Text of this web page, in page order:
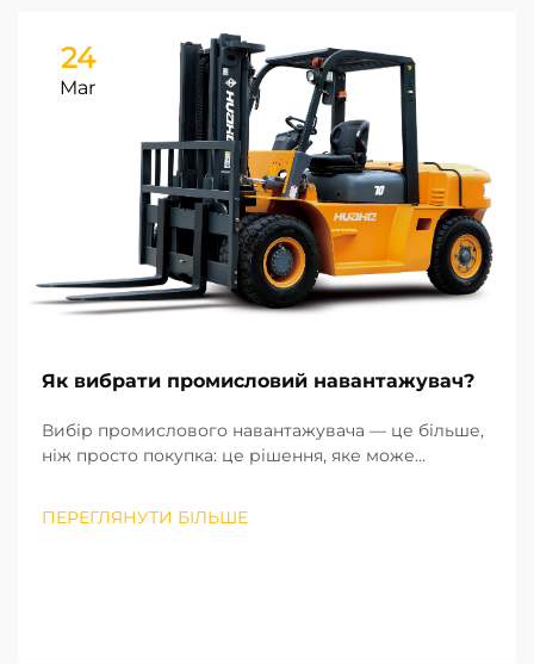
24
Mar
Як вибрати промисловий навантажувач?
Вибір промислового навантажувача — це більше,
ніж просто покупка: це рішення, яке може
місці. Згідно з моїм досвідом роботи з понад hu...
ПЕРЕГЛЯНУТИ БІЛЬШЕ